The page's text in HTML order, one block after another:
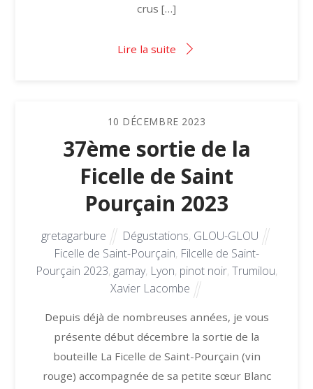
crus […]
Lire la suite
10 DÉCEMBRE 2023
37ème sortie de la
Ficelle de Saint
Pourçain 2023
gretagarbure Dégustations, GLOU-GLOU
Ficelle de Saint-Pourçain, Filcelle de Saint-
Pourçain 2023, gamay, Lyon, pinot noir, Trumilou,
Xavier Lacombe
Depuis déjà de nombreuses années, je vous
présente début décembre la sortie de la
bouteille La Ficelle de Saint-Pourçain (vin
rouge) accompagnée de sa petite sœur Blanc